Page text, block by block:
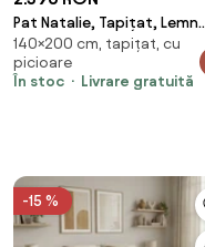
Pat Natalie, Tapițat, Lemn
Masiv, Alb 140x200 Silver
140×200 cm, tapițat, cu
picioare
În stoc
Livrare gratuită
-15 %